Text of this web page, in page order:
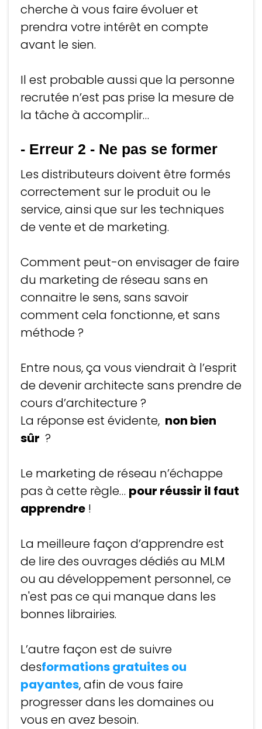
cherche à vous faire évoluer et
prendra votre intérêt en compte
avant le sien.
Il est probable aussi que la personne
recrutée n’est pas prise la mesure de
la tâche à accomplir…
- Erreur 2 - Ne pas se former
Les distributeurs doivent être formés
correctement sur le produit ou le
service, ainsi que sur les techniques
de vente et de marketing.
Comment peut-on envisager de faire
du marketing de réseau sans en
connaitre le sens, sans savoir
comment cela fonctionne, et sans
méthode ?
Entre nous, ça vous viendrait à l’esprit
de devenir architecte sans prendre de
cours d’architecture ?
La réponse est évidente, non bien
sûr ?
Le marketing de réseau n’échappe
pas à cette règle… pour réussir il faut
apprendre !
La meilleure façon d’apprendre est
de lire des ouvrages dédiés au MLM
ou au développement personnel, ce
n'est pas ce qui manque dans les
bonnes librairies.
L’autre façon est de suivre
desformations gratuites ou
payantes, afin de vous faire
progresser dans les domaines ou
vous en avez besoin.